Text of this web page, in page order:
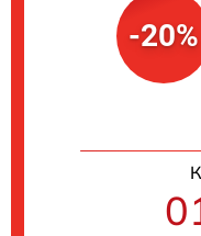
-20%